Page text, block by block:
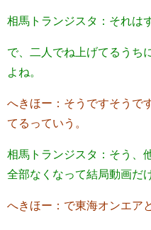
相馬トランジスタ：それは
で、二人でね上げてるうち
よね。
へきほー：そうですそうで
てるっていう。
相馬トランジスタ：そう、
全部なくなって結局動画だ
へきほー：で東海オンエア